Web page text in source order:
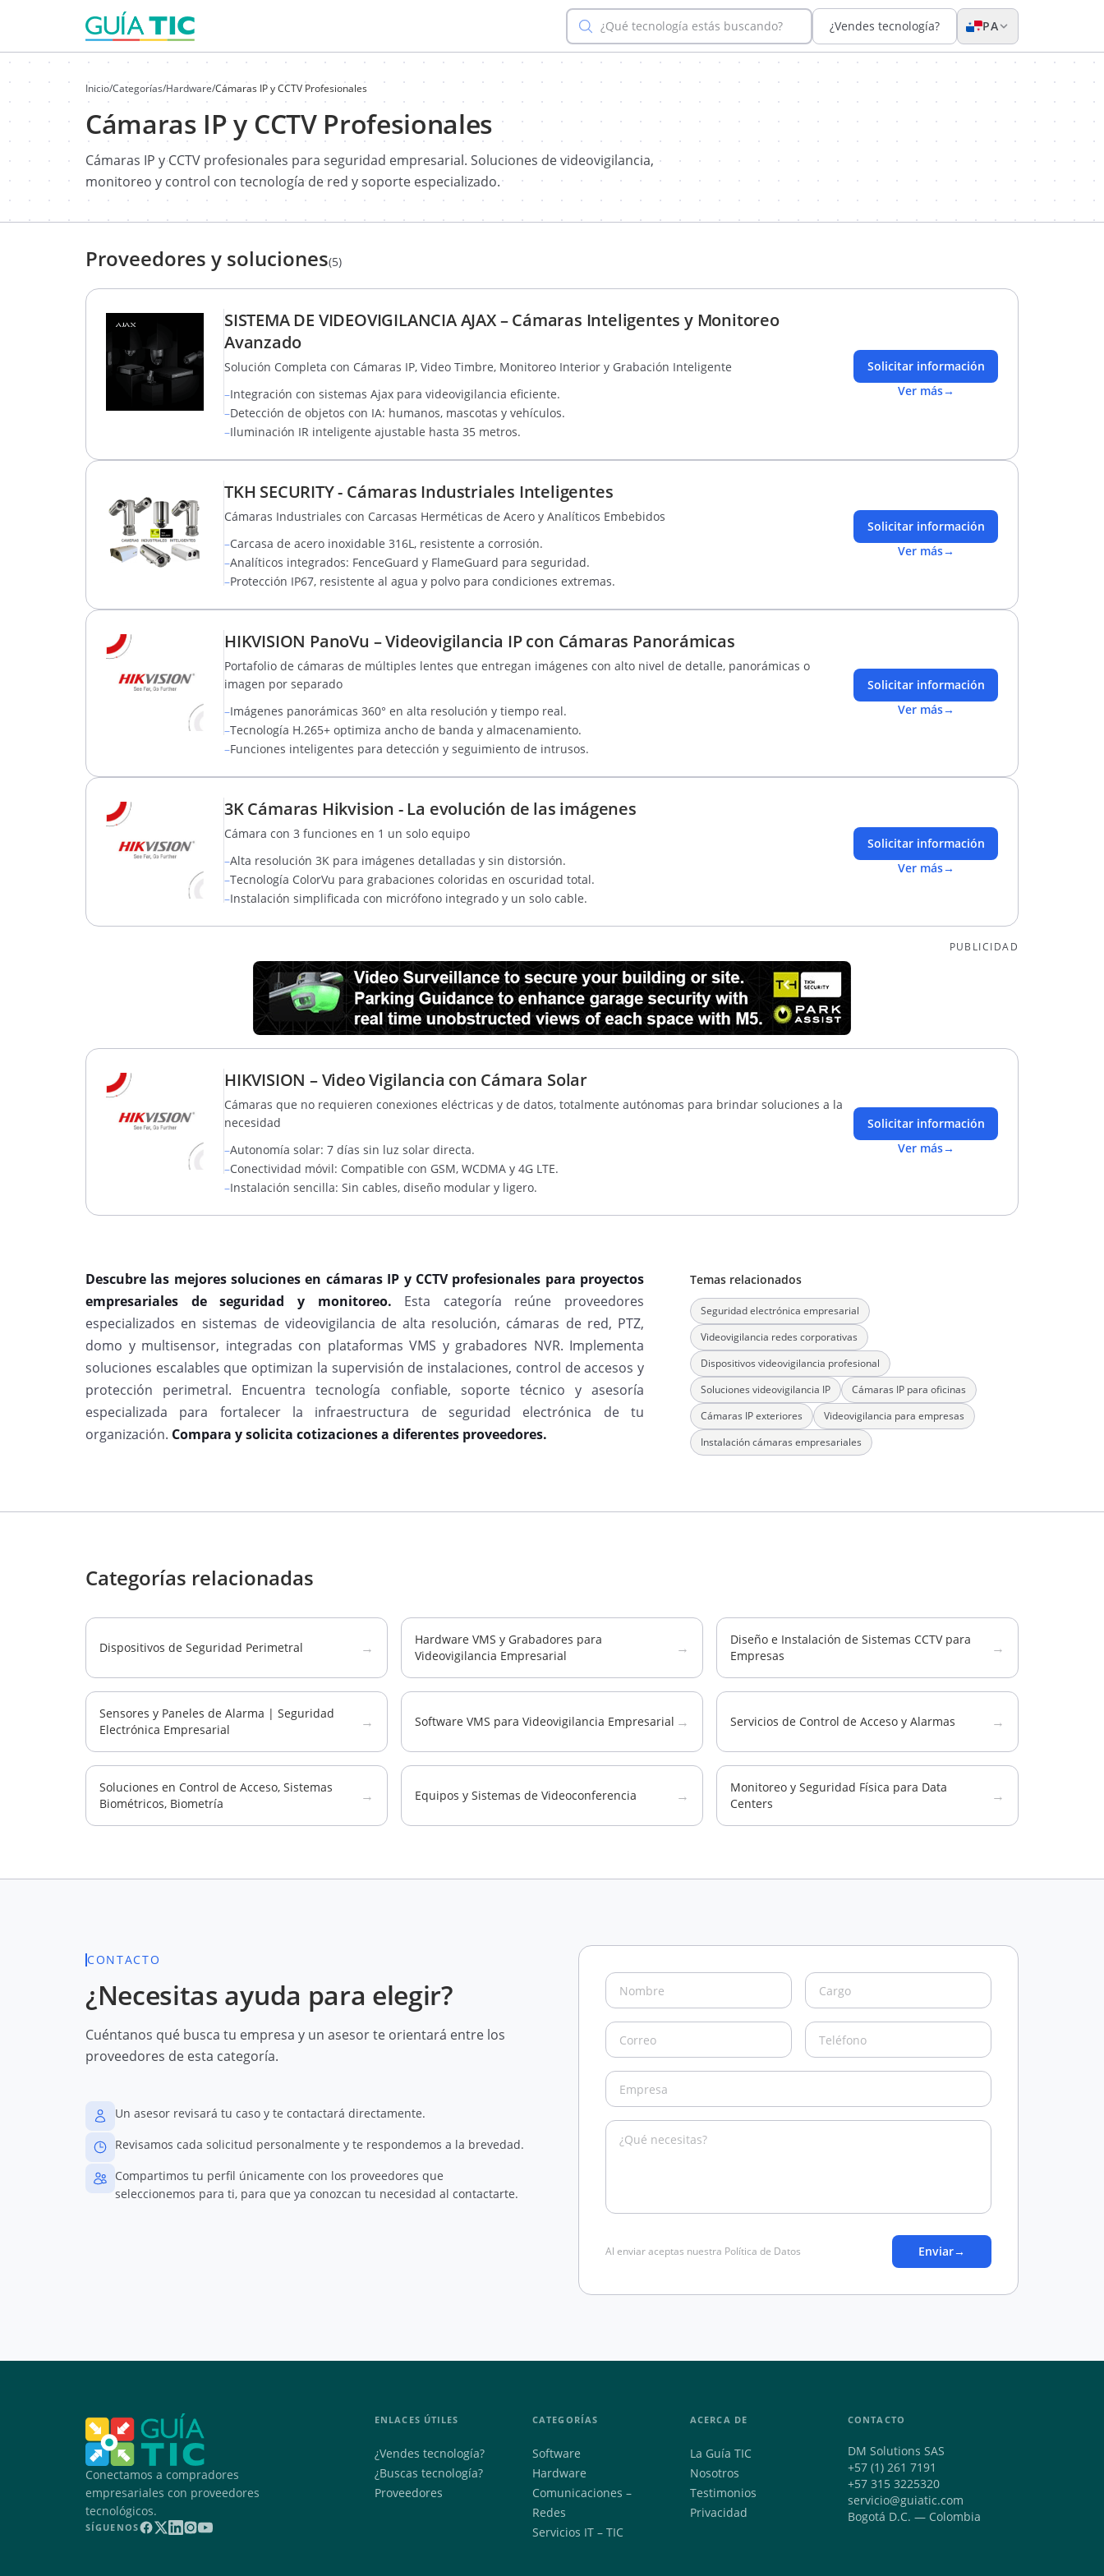
¿Qué tecnología estás buscando? ¿Vendes tecnología? PA
Inicio/Categorías/Hardware/Cámaras IP y CCTV Profesionales
Cámaras IP y CCTV Profesionales
Cámaras IP y CCTV profesionales para seguridad empresarial. Soluciones de videovigilancia,
monitoreo y control con tecnología de red y soporte especializado.
Proveedores y soluciones(5)
SISTEMA DE VIDEOVIGILANCIA AJAX – Cámaras Inteligentes y Monitoreo
Avanzado
Solución Completa con Cámaras IP, Video Timbre, Monitoreo Interior y Grabación Inteligente
–Integración con sistemas Ajax para videovigilancia eficiente.
–Detección de objetos con IA: humanos, mascotas y vehículos.
–Iluminación IR inteligente ajustable hasta 35 metros.
Solicitar información
Ver más→
TKH SECURITY - Cámaras Industriales Inteligentes
Cámaras Industriales con Carcasas Herméticas de Acero y Analíticos Embebidos
–Carcasa de acero inoxidable 316L, resistente a corrosión.
–Analíticos integrados: FenceGuard y FlameGuard para seguridad.
–Protección IP67, resistente al agua y polvo para condiciones extremas.
Solicitar información
Ver más→
HIKVISION PanoVu – Videovigilancia IP con Cámaras Panorámicas
Portafolio de cámaras de múltiples lentes que entregan imágenes con alto nivel de detalle, panorámicas o
imagen por separado
–Imágenes panorámicas 360° en alta resolución y tiempo real.
–Tecnología H.265+ optimiza ancho de banda y almacenamiento.
–Funciones inteligentes para detección y seguimiento de intrusos.
Solicitar información
Ver más→
3K Cámaras Hikvision - La evolución de las imágenes
Cámara con 3 funciones en 1 un solo equipo
–Alta resolución 3K para imágenes detalladas y sin distorsión.
–Tecnología ColorVu para grabaciones coloridas en oscuridad total.
–Instalación simplificada con micrófono integrado y un solo cable.
Solicitar información
Ver más→
PUBLICIDAD
HIKVISION – Video Vigilancia con Cámara Solar
Cámaras que no requieren conexiones eléctricas y de datos, totalmente autónomas para brindar soluciones a la
necesidad
–Autonomía solar: 7 días sin luz solar directa.
–Conectividad móvil: Compatible con GSM, WCDMA y 4G LTE.
–Instalación sencilla: Sin cables, diseño modular y ligero.
Solicitar información
Ver más→
Descubre las mejores soluciones en cámaras IP y CCTV profesionales para proyectos
empresariales de seguridad y monitoreo. Esta categoría reúne proveedores
especializados en sistemas de videovigilancia de alta resolución, cámaras de red, PTZ,
domo y multisensor, integradas con plataformas VMS y grabadores NVR. Implementa
soluciones escalables que optimizan la supervisión de instalaciones, control de accesos y
protección perimetral. Encuentra tecnología confiable, soporte técnico y asesoría
especializada para fortalecer la infraestructura de seguridad electrónica de tu
organización. Compara y solicita cotizaciones a diferentes proveedores.
Temas relacionados
Seguridad electrónica empresarial
Videovigilancia redes corporativas
Dispositivos videovigilancia profesional
Soluciones videovigilancia IP
Cámaras IP para oficinas
Cámaras IP exteriores
Videovigilancia para empresas
Instalación cámaras empresariales
Categorías relacionadas
Dispositivos de Seguridad Perimetral →
Hardware VMS y Grabadores para
Videovigilancia Empresarial
→
Diseño e Instalación de Sistemas CCTV para
Empresas
→
Sensores y Paneles de Alarma | Seguridad
Electrónica Empresarial
→ Software VMS para Videovigilancia Empresarial → Servicios de Control de Acceso y Alarmas →
Soluciones en Control de Acceso, Sistemas
Biométricos, Biometría
→ Equipos y Sistemas de Videoconferencia →
Monitoreo y Seguridad Física para Data
Centers
→
CONTACTO
¿Necesitas ayuda para elegir?
Cuéntanos qué busca tu empresa y un asesor te orientará entre los
proveedores de esta categoría.
Un asesor revisará tu caso y te contactará directamente.
Revisamos cada solicitud personalmente y te respondemos a la brevedad.
Compartimos tu perfil únicamente con los proveedores que
seleccionemos para ti, para que ya conozcan tu necesidad al contactarte.
Al enviar aceptas nuestra Política de Datos Enviar→
Conectamos a compradores
empresariales con proveedores
tecnológicos.
SÍGUENOS
ENLACES ÚTILES
¿Vendes tecnología?
¿Buscas tecnología?
Proveedores
CATEGORÍAS
Software
Hardware
Comunicaciones –
Redes
Servicios IT – TIC
ACERCA DE
La Guía TIC
Nosotros
Testimonios
Privacidad
CONTACTO
DM Solutions SAS
+57 (1) 261 7191
+57 315 3225320
servicio@guiatic.com
Bogotá D.C. — Colombia